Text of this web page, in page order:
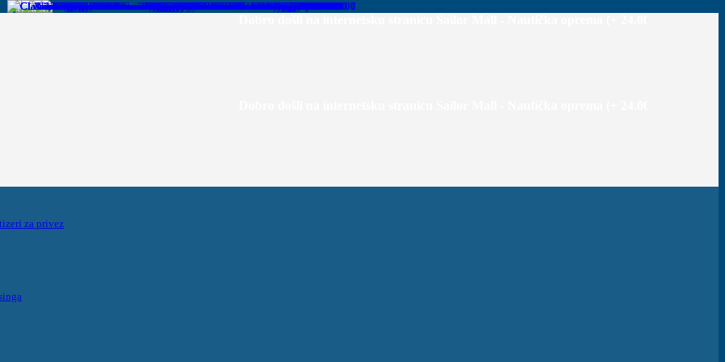
za privez